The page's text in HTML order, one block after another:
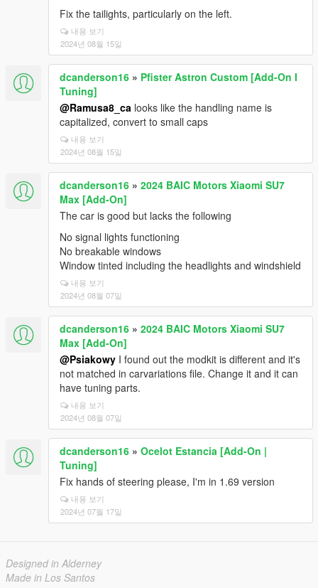
Fix the tailights, particularly on the left.
내용 보기
2024년 08월 15일
dcanderson16 » Pfister Astron Custom [Add-On I
Tuning]
@Ramusa8_ca looks like the handling name is
capitalized, convert to small caps
내용 보기
2024년 08월 15일
dcanderson16 » 2024 BAIC Motors Xiaomi SU7
Max [Add-On]
The car is good but lacks the following
No signal lights functioning
No breakable windows
Window tinted including the headlights and windshield
내용 보기
2024년 08월 07일
dcanderson16 » 2024 BAIC Motors Xiaomi SU7
Max [Add-On]
@Psiakowy I found out the modkit is different and it's
not matched in carvariations file. Change it and it can
have tuning parts.
내용 보기
2024년 08월 07일
dcanderson16 » Ocelot Estancia [Add-On |
Tuning]
Fix hands of steering please, I'm in 1.69 version
내용 보기
2024년 07월 17일
Designed in Alderney
Made in Los Santos